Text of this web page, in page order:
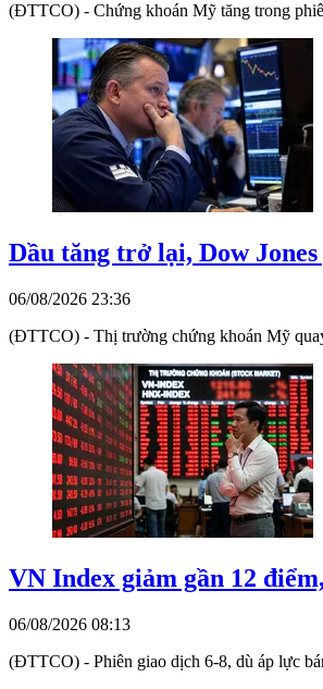
(ĐTTCO) - Chứng khoán Mỹ tăng trong
Dầu tăng trở lại, Dow
06/08/2026 23:36
(ĐTTCO) - Thị trường chứng khoán Mỹ
VN Index giảm gần 12
06/08/2026 08:13
(ĐTTCO) - Phiên giao dịch 6-8, dù áp lực